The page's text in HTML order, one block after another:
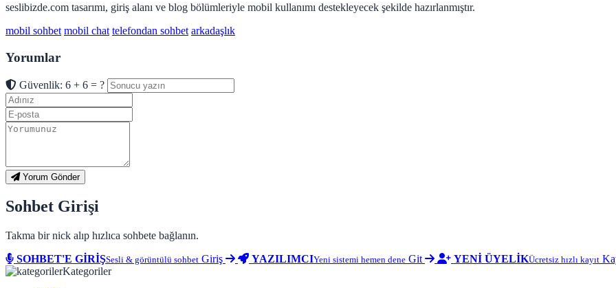
seslibizde.com tasarımı, giriş alanı ve blog bölümleriyle mobil kullanımı destekleyecek şekilde hazırlanmıştır.
mobil sohbet mobil chat telefondan sohbet arkadaşlık
Yorumlar
Güvenlik: 6 + 6 = ?
Yorum Gönder
Sohbet Girişi
Takma bir nick alıp hızlıca sohbete bağlanın.
SOHBET'E GİRİŞSesli & görüntülü sohbet Giriş YAZILIMCIYeni sistemi hemen dene Git YENİ ÜYELİKÜcretsiz hızlı kayıt
Kategoriler